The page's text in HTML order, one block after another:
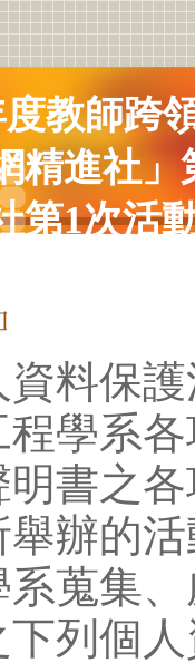
度教師跨
精進社」
第1次活
資料保
程學系
明書之
舉辦的
系蒐集
下列個